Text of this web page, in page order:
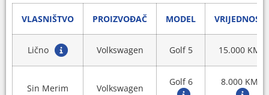
VLASNIŠTVO PROIZVOĐAČ MODEL VRIJEDNOST
Lično Volkswagen Golf 5 15.000 KM
Sin Merim Volkswagen
Golf 6 8.000 KM